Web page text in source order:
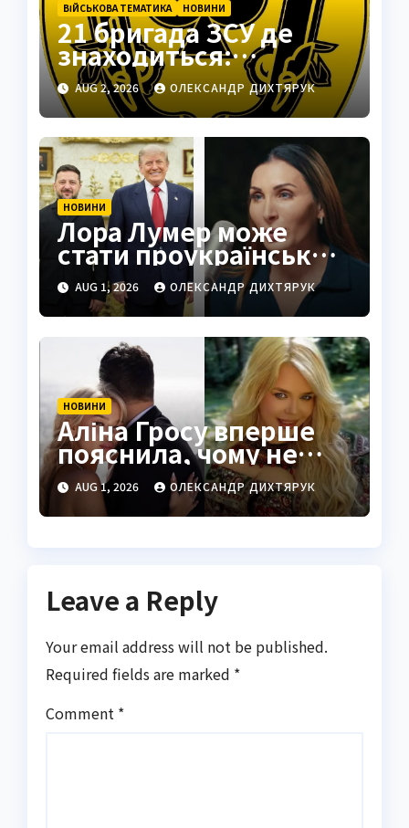
ВІЙСЬКОВА ТЕМАТИКА НОВИНИ
21 бригада ЗСУ де
знаходиться:
Подільськ як
стратегічний центр
AUG 2, 2026 ОЛЕКСАНДР ДИХТЯРУК
НОВИНИ
Лора Лумер може
стати проукраїнським
голосом для Трампа
AUG 1, 2026 ОЛЕКСАНДР ДИХТЯРУК
НОВИНИ
Аліна Гросу вперше
пояснила, чому не
показує чоловіка
AUG 1, 2026 ОЛЕКСАНДР ДИХТЯРУК
Leave a Reply
Your email address will not be published.
Required fields are marked *
Comment *